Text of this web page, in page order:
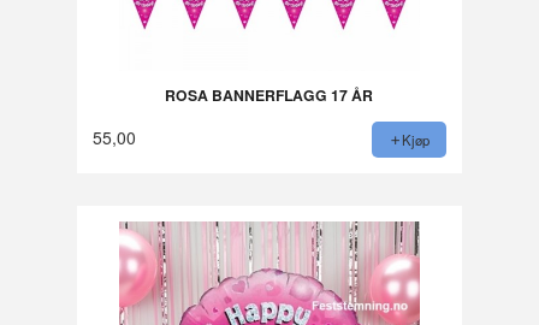
ROSA BANNERFLAGG 17 ÅR
55,00 Kjøp